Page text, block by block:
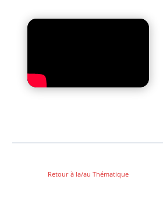
Retour à la/au Thématique